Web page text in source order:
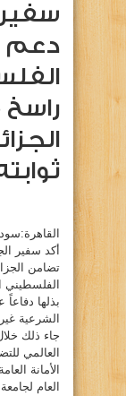
سفير
دعم
أكد سفير
تضامن
الفلسطيني
بذلها
الشرعية
جاء ذلك
العالمي
الأمانة
العام